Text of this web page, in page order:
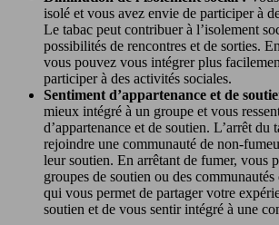
isolé et vous avez envie de participer à
Le tabac peut contribuer à l’isolement
possibilités de rencontres et de sorties.
vous pouvez vous intégrer plus
participer à des activités sociales.
Sentiment d’appartenance et de
mieux intégré à un groupe et vous
d’appartenance et de soutien. L’arrêt du
rejoindre une communauté de non-
leur soutien. En arrêtant de fumer, vous
groupes de soutien ou des
qui vous permet de partager votre
soutien et de vous sentir intégré à une